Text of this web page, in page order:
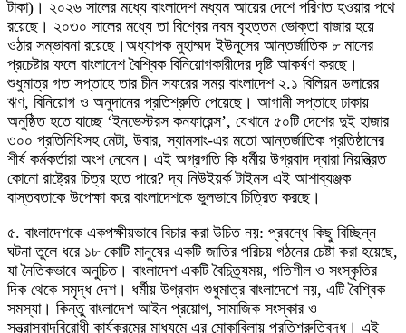
টাকা)। ২০২৬ সালের মধ্যে বাংলাদেশ মধ্যম আয়ের দেশে পরিণত হওয়ার পথে
রয়েছে। ২০৩০ সালের মধ্যে তা বিশ্বের নবম বৃহত্তম ভোক্তা বাজার হয়ে
ওঠার সম্ভাবনা রয়েছে।অধ্যাপক মুহাম্মদ ইউনূসের আন্তর্জাতিক ৮ মাসের
প্রচেষ্টার ফলে বাংলাদেশ বৈশ্বিক বিনিয়োগকারীদের দৃষ্টি আকর্ষণ করছে।
শুধুমাত্র গত সপ্তাহে তার চীন সফরের সময় বাংলাদেশ ২.১ বিলিয়ন ডলারের
ঋণ, বিনিয়োগ ও অনুদানের প্রতিশ্রুতি পেয়েছে। আগামী সপ্তাহে ঢাকায়
অনুষ্ঠিত হতে যাচ্ছে ‘ইনভেস্টরস কনফারেন্স’, যেখানে ৫০টি দেশের দুই হাজার
৩০০ প্রতিনিধিসহ মেটা, উবার, স্যামসাং-এর মতো আন্তর্জাতিক প্রতিষ্ঠানের
শীর্ষ কর্মকর্তারা অংশ নেবেন। এই অগ্রগতি কি ধর্মীয় উগ্রবাদ দ্বারা নিয়ন্ত্রিত
কোনো রাষ্ট্রের চিত্র হতে পারে? দ্য নিউইয়র্ক টাইমস এই আশাব্যঞ্জক
বাস্তবতাকে উপেক্ষা করে বাংলাদেশকে ভুলভাবে চিত্রিত করছে।
৫. বাংলাদেশকে একপক্ষীয়ভাবে বিচার করা উচিত নয়: প্রবন্ধে কিছু বিচ্ছিন্ন
ঘটনা তুলে ধরে ১৮ কোটি মানুষের একটি জাতির পরিচয় গঠনের চেষ্টা করা হয়েছে,
যা নৈতিকভাবে অনুচিত। বাংলাদেশ একটি বৈচিত্র্যময়, গতিশীল ও সংস্কৃতির
দিক থেকে সমৃদ্ধ দেশ। ধর্মীয় উগ্রবাদ শুধুমাত্র বাংলাদেশে নয়, এটি বৈশ্বিক
সমস্যা। কিন্তু বাংলাদেশ আইন প্রয়োগ, সামাজিক সংস্কার ও
সন্ত্রাসবাদবিরোধী কার্যক্রমের মাধ্যমে এর মোকাবিলায় প্রতিশ্রুতিবদ্ধ। এই